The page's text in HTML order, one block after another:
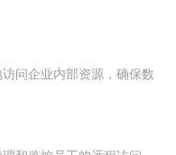
问企业内部资源，确保数